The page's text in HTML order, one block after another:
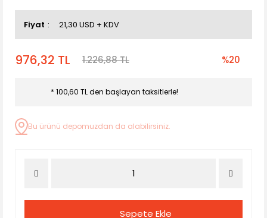
Fiyat 21,30 USD + KDV
976,32 TL 1.226,88 TL %20
* 100,60 TL den başlayan taksitlerle!
Bu ürünü depomuzdan da alabilirsiniz.
Sepete Ekle